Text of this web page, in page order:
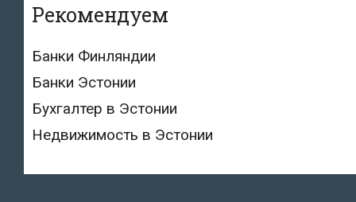
Рекомендуем
Банки Финляндии
Банки Эстонии
Бухгалтер в Эстонии
Недвижимость в Эстонии